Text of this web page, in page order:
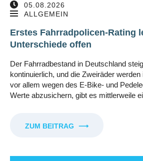
05.08.2026
ALLGEMEIN
Erstes Fahrradpolicen-Rating
Unterschiede offen
Der Fahrradbestand in Deutschland
kontinuierlich, und die Zweiräder
vor allem wegen des E-Bike- und
Werte abzusichern, gibt es mittlerweile
ZUM BEITRAG ⟶